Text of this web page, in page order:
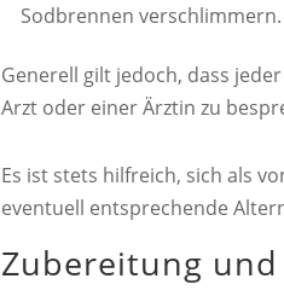
Sodbrennen verschlimmern.
Generell gilt jedoch, dass
Arzt oder einer Ärztin zu
Es ist stets hilfreich, sich als
eventuell entsprechende
Zubereitung